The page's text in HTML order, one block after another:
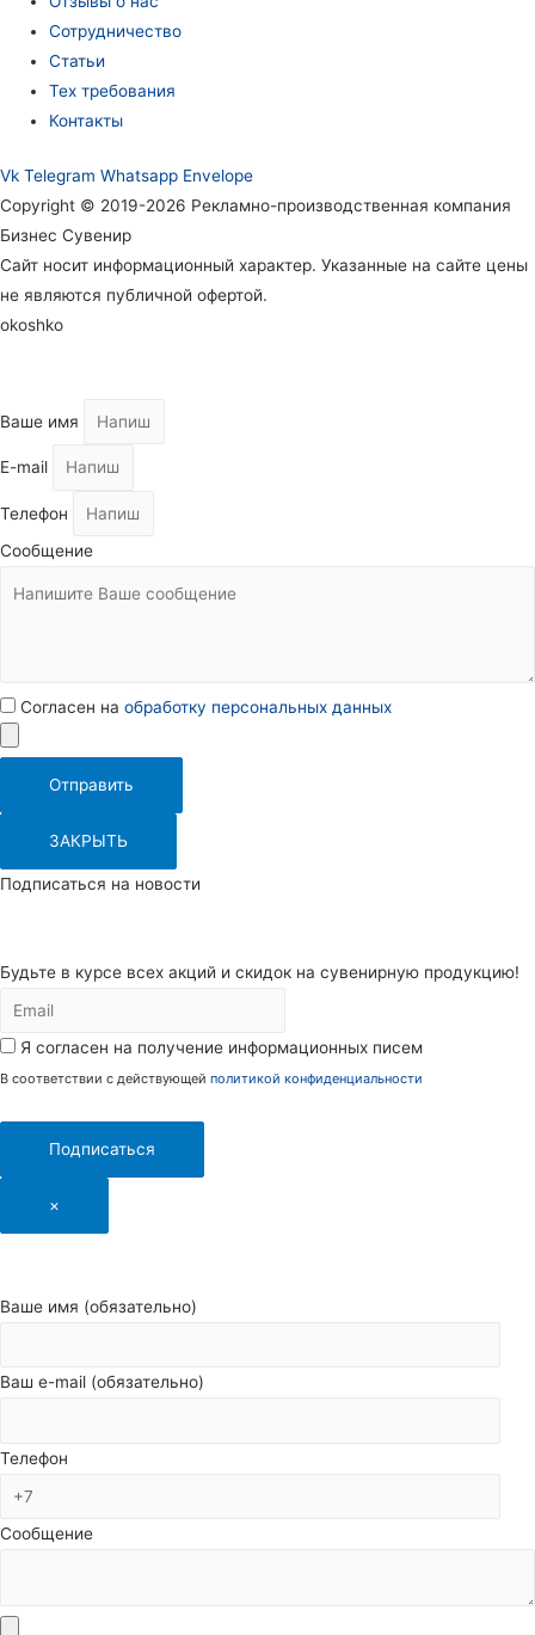
Сотрудничество
Статьи
Тех требования
Контакты
Vk Telegram Whatsapp Envelope
Copyright © 2019-2026 Рекламно-производственная компания
Бизнес Сувенир
Сайт носит информационный характер. Указанные на сайте цены
не являются публичной офертой.
okoshko
Ваше имя
E-mail
Телефон
Сообщение
Согласен на обработку персональных данных
Отправить
ЗАКРЫТЬ
Подписаться на новости
Будьте в курсе всех акций и скидок на сувенирную продукцию!
Я согласен на получение информационных писем
В соответствии с действующей политикой конфиденциальности
Подписаться
×
Ваше имя (обязательно)
Ваш e-mail (обязательно)
Телефон
Сообщение